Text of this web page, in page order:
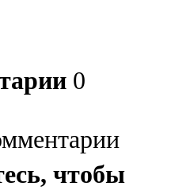
0
чтобы